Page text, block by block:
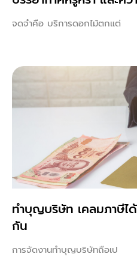
จดจำคือ บริการดอกไม้ตกแต่
ทําบุญบริษัท เคลมภาษีไ
กัน
การจัดงานทำบุญบริษัทถือเป